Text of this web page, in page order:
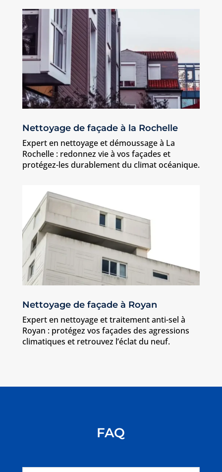
Nettoyage de façade à la Rochelle
Expert en nettoyage et démoussage à La
Rochelle : redonnez vie à vos façades et
protégez-les durablement du climat océanique.
Nettoyage de façade à Royan
Expert en nettoyage et traitement anti-sel à
Royan : protégez vos façades des agressions
climatiques et retrouvez l’éclat du neuf.
FAQ